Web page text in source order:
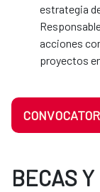
estrategia
acciones
proyectos
BECAS